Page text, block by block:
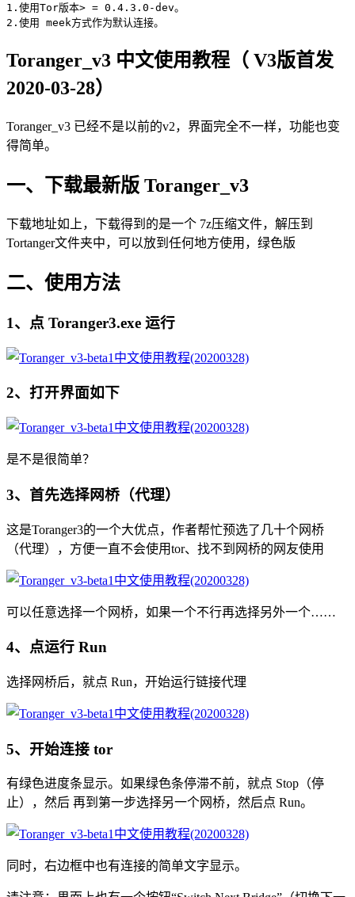
1.使用Tor版本> = 0.4.3.0-dev。
Toranger_v3 中文使用教程（ V3版首发
2020-03-28）
Toranger_v3 已经不是以前的v2，界面完全不一样，功能也变
得简单。
一、下载最新版 Toranger_v3
下载地址如上，下载得到的是一个 7z压缩文件，解压到
Tortanger文件夹中，可以放到任何地方使用，绿色版
二、使用方法
1、点 Toranger3.exe 运行
2、打开界面如下
是不是很简单？
3、首先选择网桥（代理）
这是Toranger3的一个大优点，作者帮忙预选了几十个网桥
（代理），方便一直不会使用tor、找不到网桥的网友使用
可以任意选择一个网桥，如果一个不行再选择另外一个……
4、点运行 Run
选择网桥后，就点 Run，开始运行链接代理
5、开始连接 tor
有绿色进度条显示。如果绿色条停滞不前，就点 Stop（停
止），然后 再到第一步选择另一个网桥，然后点 Run。
同时，右边框中也有连接的简单文字显示。